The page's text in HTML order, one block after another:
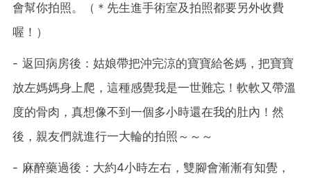
會幫你拍照。（＊先生進手術室及拍照都要另外收費
喔！）
- 返回病房後：姑娘帶把沖完涼的寶寶給爸媽，把寶寶
放左媽媽身上爬，這種感覺我是一世難忘！軟軟又帶溫
度的骨肉，真想像不到一個多小時還在我的肚內！然
後，親友們就進行一大輪的拍照～～～
- 麻醉藥過後：大約4小時左右，雙腳會漸漸有知覺，